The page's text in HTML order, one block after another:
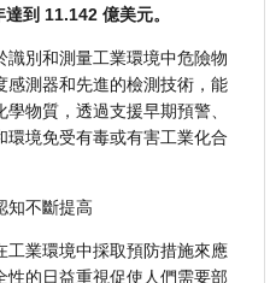
到 11.142 億美元。
別和測量工業環境中危險物
感測器和先進的檢測技術，能
物質，透過支援早期預警、
境免受有毒或有害工業化合
知不斷提高
工業環境中採取預防措施來應
性的日益重視促使人們需要部